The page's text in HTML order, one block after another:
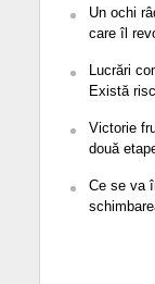
Un ochi
care îl
Lucrări
Există
Victorie
două
Ce se va